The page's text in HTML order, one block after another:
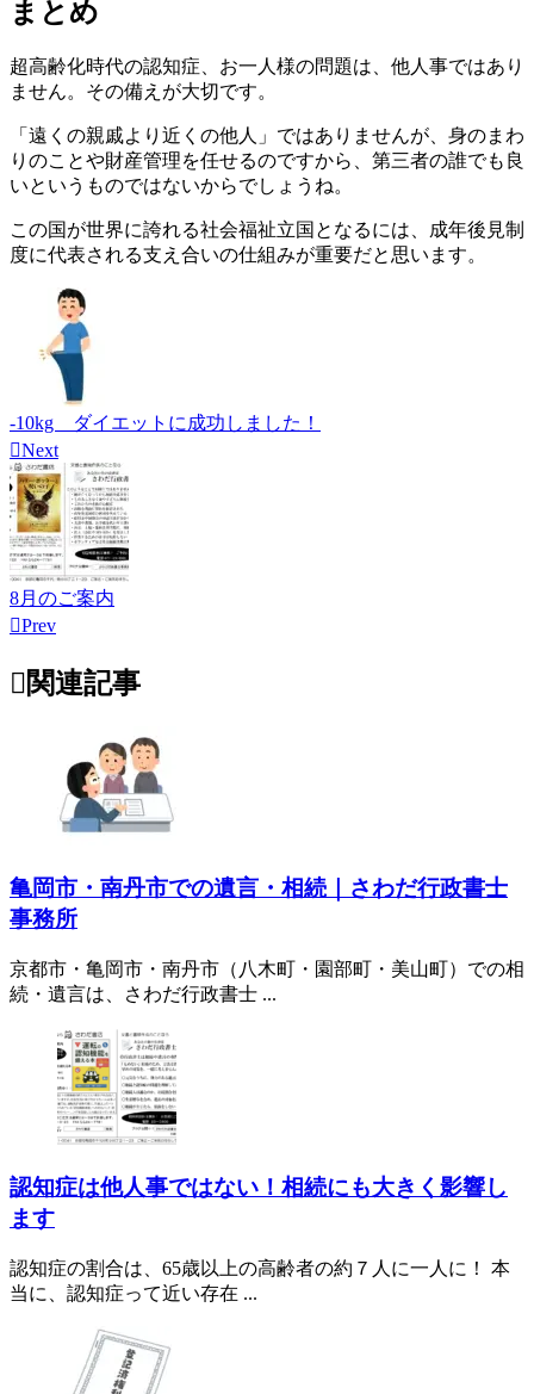
まとめ
超高齢化時代の認知症、お一人様の問題は、他人事ではあり
ません。その備えが大切です。
「遠くの親戚より近くの他人」ではありませんが、身のまわ
りのことや財産管理を任せるのですから、第三者の誰でも良
いというものではないからでしょうね。
この国が世界に誇れる社会福祉立国となるには、成年後見制
度に代表される支え合いの仕組みが重要だと思います。
-10kg ダイエットに成功しました！
Next
8月のご案内
Prev
 関連記事
亀岡市・南丹市での遺言・相続｜さわだ行政書士
事務所
京都市・亀岡市・南丹市（八木町・園部町・美山町）での相
続・遺言は、さわだ行政書士 ...
認知症は他人事ではない！相続にも大きく影響し
ます
認知症の割合は、65歳以上の高齢者の約７人に一人に！ 本
当に、認知症って近い存在 ...